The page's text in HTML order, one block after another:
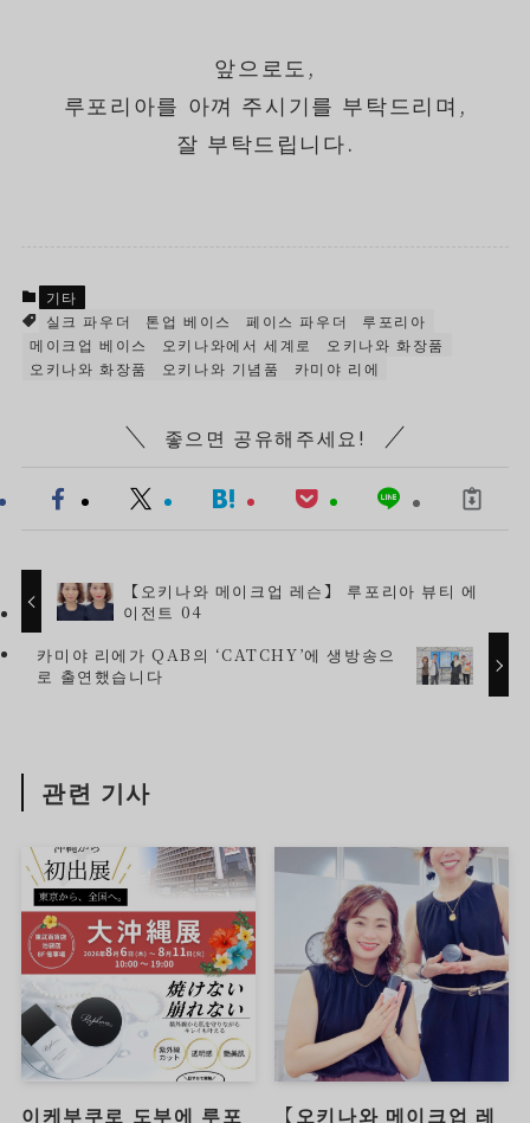
앞으로도,
루포리아를 아껴 주시기를 부탁드리며,
잘 부탁드립니다.
기타
실크 파우더
톤업 베이스 페이스 파우더
루포리아
메이크업 베이스
오키나와에서 세계로
오키나와 화장품
오키나와 화장품
오키나와 기념품 카미야 리에
좋으면 공유해주세요!
【오키나와 메이크업 레슨】 루포리아 뷰티 에
이전트 04
카미야 리에가 QAB의 ‘CATCHY’에 생방송으
로 출연했습니다
관련 기사
이케부쿠로 도부에 루포 【오키나와 메이크업 레